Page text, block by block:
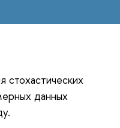
стохастических
данных